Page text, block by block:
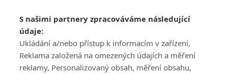
Šéfredaktorkou webu jePetr Slavík, e-mailserialy@fandimefilmu.cz
Máte-li zájem o inzerci na našem webu napište nám na e-mail
studio@koncal.com
Ochrana osobních údajů|Zásady používání cookies |Pravidla webu
Upravit nastavení soukromí
S našimi partnery zpracováváme následující
údaje:
Ukládání a/nebo přístup k informacím v zařízení,
Reklama založená na omezených údajích a měření
reklamy, Personalizovaný obsah, měření obsahu,